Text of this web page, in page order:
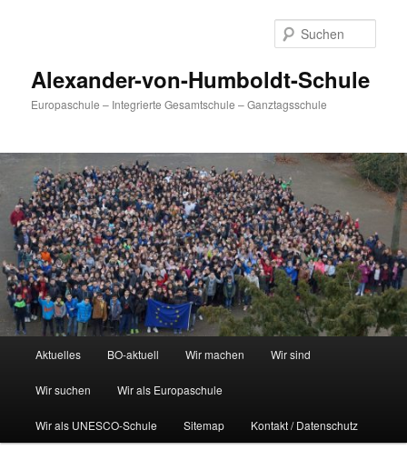
Alexander-von-Humboldt-Schule
Europaschule – Integrierte Gesamtschule – Ganztagsschule
Aktuelles BO-aktuell Wir machen Wir sind
Wir suchen Wir als Europaschule
Wir als UNESCO-Schule Sitemap Kontakt / Datenschutz